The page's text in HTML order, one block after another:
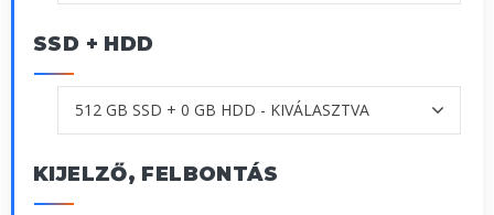
SSD + HDD
KIJELZŐ, FELBONTÁS